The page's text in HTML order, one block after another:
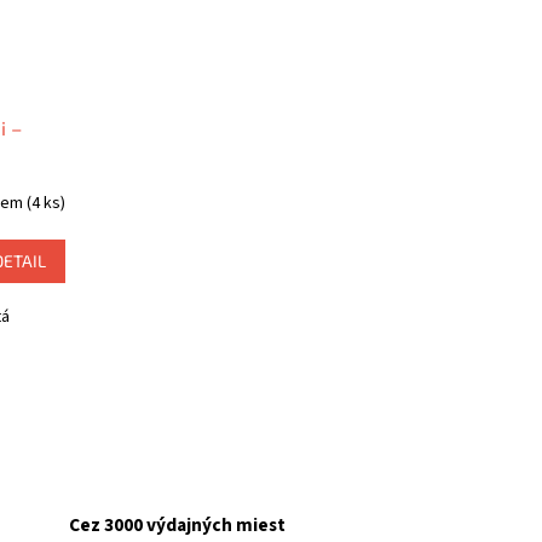
–
(4 ks)
Cez 3000 výdajných miest